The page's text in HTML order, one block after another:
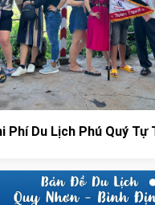
Phí Du Lịch Phú Quý Tự